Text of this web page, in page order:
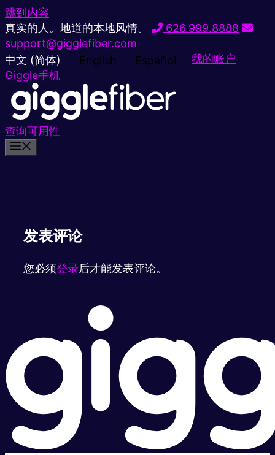
跳到内容
真实的人。地道的本地风情。
626.999.8888
support@gigglefiber.com
中文 (简体)
English Español
我的账户
Giggle手机
查询可用性
发表评论
您必须登录后才能发表评论。